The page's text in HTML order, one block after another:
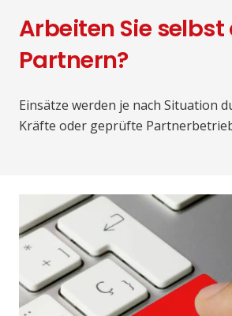
Arbeiten Sie
Partnern?
Einsätze werden je nach Situation
Kräfte oder geprüfte